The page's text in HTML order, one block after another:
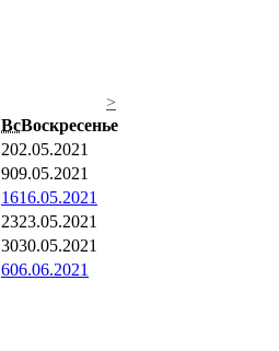
>
ВсВоскресенье
202.05.2021
909.05.2021
1616.05.2021
2323.05.2021
3030.05.2021
606.06.2021